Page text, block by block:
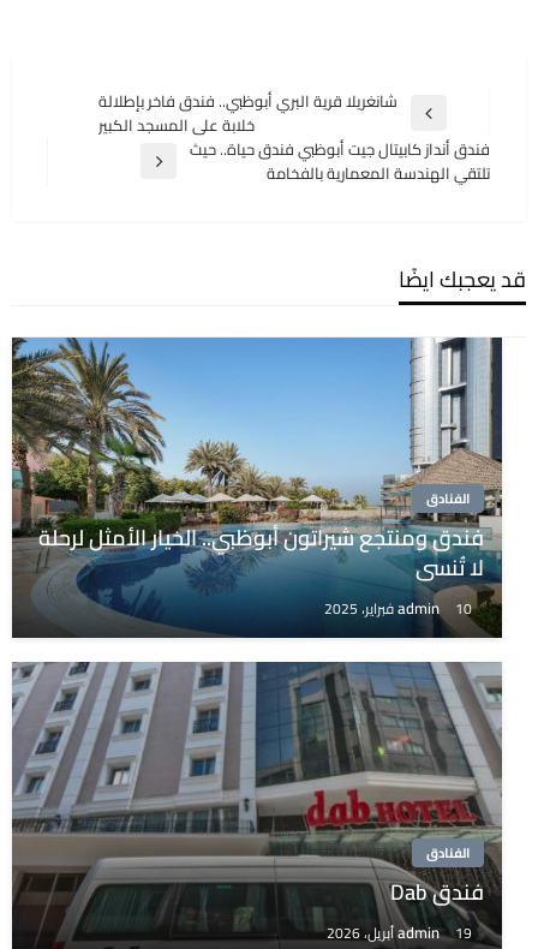
المقالات
المقالة
السابقة
شانغريلا قرية البري أبوظبي.. فندق فاخر بإطلالة
خلابة على المسجد الكبير
المقالة
فندق أنداز كابيتال جيت أبوظبي فندق حياة.. حيث
تلتقي الهندسة المعمارية بالفخامة
قد يعجبك ايضًا
الفنادق
فندق ومنتجع شيراتون أبوظبي.. الخيار الأمثل لرحلة
لا تُنسى
admin 10 فبراير، 2025
الفنادق
فندق Dab
admin 19 أبريل، 2026